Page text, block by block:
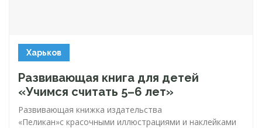
Харьков
Развивающая книга для детей
«Учимся считать 5–6 лет»
Развивающая книжка издательства
«Пеликан»с красочными иллюстрациями и наклейками